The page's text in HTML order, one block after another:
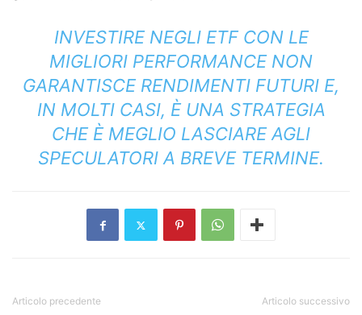
INVESTIRE NEGLI ETF CON LE
MIGLIORI PERFORMANCE NON
GARANTISCE RENDIMENTI FUTURI E,
IN MOLTI CASI, È UNA STRATEGIA
CHE È MEGLIO LASCIARE AGLI
SPECULATORI A BREVE TERMINE.
Articolo precedente Articolo successivo